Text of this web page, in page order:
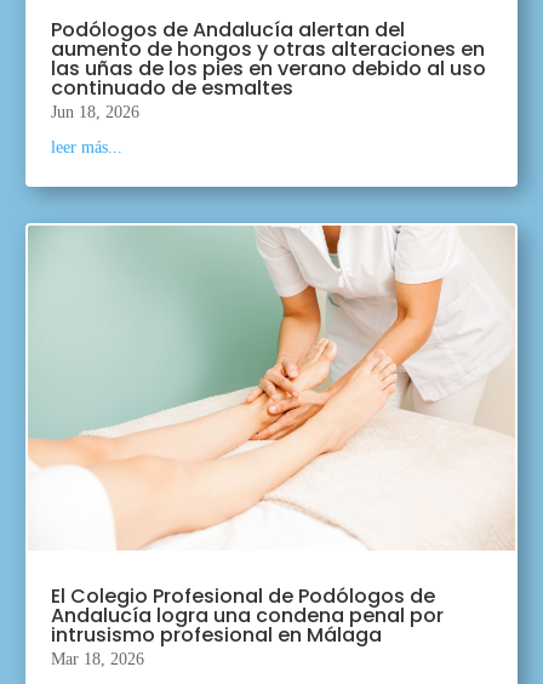
Podólogos de Andalucía alertan del
aumento de hongos y otras alteraciones en
las uñas de los pies en verano debido al uso
continuado de esmaltes
Jun 18, 2026
leer más...
El Colegio Profesional de Podólogos de
Andalucía logra una condena penal por
intrusismo profesional en Málaga
Mar 18, 2026